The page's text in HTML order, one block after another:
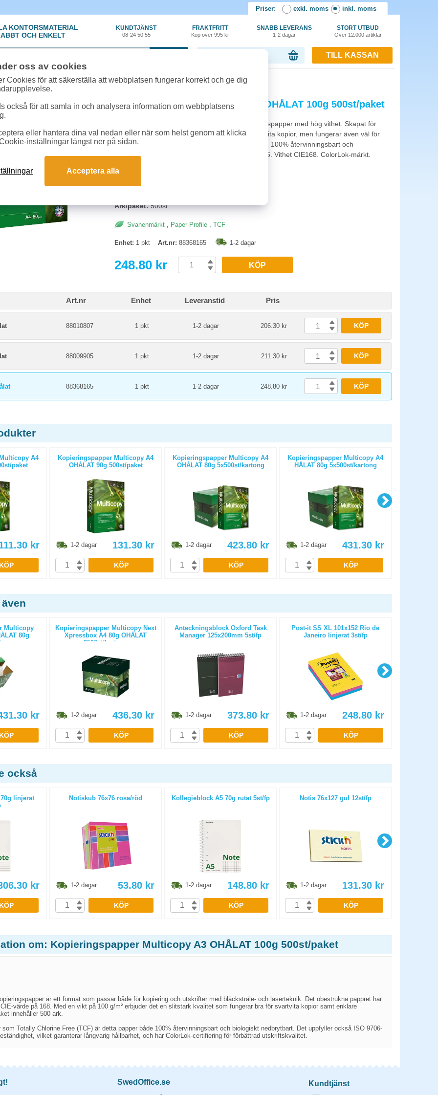
Priser: exkl. moms inkl. moms
KONTORSMATERIAL
OCH ENKELT
KUNDTJÄNST
08-24 50 55
FRAKTFRITT
Köp över 995 kr
SNABB LEVERANS
1-2 dagar
STORT UTBUD
Över 12.000 artiklar
TILL KASSAN
»Kopieringspapper»Kopieringspapper Multicopy A3 OHÅLAT 100g 500st/paket
Kopieringspapper Multicopy A3 OHÅLAT 100g 500st/paket
kopieringspapper med hög vithet. Skapat för
kopiering, inkjet och laserutskrift, främst för svartvita kopior, men fungerar även väl för
färgutskrift av lätta bilder. Pappret är totalt klorfritt, 100% återvinningsbart och
nedbrytbart samt åldersbeständigt enligt ISO 9706. Vithet CIE168. ColorLok-märkt.
Format:
Typ:Ohålat
Ark/paket:500st
Svanenmärkt , Paper Profile , TCF
Enhet: 1 pkt Art.nr: 88368165 1-2 dagar
248.80 kr KÖP
Art.nr Enhet Leveranstid Pris
88010807 1 pkt 1-2 dagar 206.30 kr KÖP
88009905 1 pkt 1-2 dagar 211.30 kr KÖP
88368165 1 pkt 1-2 dagar 248.80 kr KÖP
A4
paket
kr
KÖP
Kopieringspapper Multicopy A4
OHÅLAT 90g 500st/paket
1-2 dagar 131.30 kr
KÖP
Kopieringspapper Multicopy A4
OHÅLAT 80g 5x500st/kartong
1-2 dagar 423.80 kr
KÖP
Kopieringspapper Multicopy A4
HÅLAT 80g 5x500st/kartong
1-2 dagar 431.30 kr
KÖP
Multicopy
80g
kr
KÖP
Kopieringspapper Multicopy Next
Xpressbox A4 80g OHÅLAT
2500st/kartong
1-2 dagar 436.30 kr
KÖP
Anteckningsblock Oxford Task
Manager 125x200mm 5st/fp
1-2 dagar 373.80 kr
KÖP
Post-it SS XL 101x152 Rio de
Janeiro linjerat 3st/fp
1-2 dagar 248.80 kr
KÖP
också
linjerat
kr
KÖP
Notiskub 76x76 rosa/röd
1-2 dagar 53.80 kr
KÖP
Kollegieblock A5 70g rutat 5st/fp
1-2 dagar 148.80 kr
KÖP
Notis 76x127 gul 12st/fp
1-2 dagar 131.30 kr
KÖP
om: Kopieringspapper Multicopy A3 OHÅLAT 100g 500st/paket
är ett format som passar både för kopiering och utskrifter med bläckstråle- och laserteknik. Det obestrukna pappret har
värde på 168. Med en vikt på 100 g/m² erbjuder det en slitstark kvalitet som fungerar bra för svartvita kopior samt enklare
innehåller 500 ark.
som Totally Chlorine Free (TCF) är detta papper både 100% återvinningsbart och biologiskt nedbrytbart. Det uppfyller också ISO 9706-
vilket garanterar långvarig hållbarhet, och har ColorLok-certifiering för förbättrad utskriftskvalitet.
SwedOffice.se Kundtjänst
oss av cookies
Cookies för att säkerställa att webbplatsen fungerar korrekt och ge dig
också för att samla in och analysera information om webbplatsens
eller hantera dina val nedan eller när som helst genom att klicka
inställningar längst ner på sidan.
Acceptera alla